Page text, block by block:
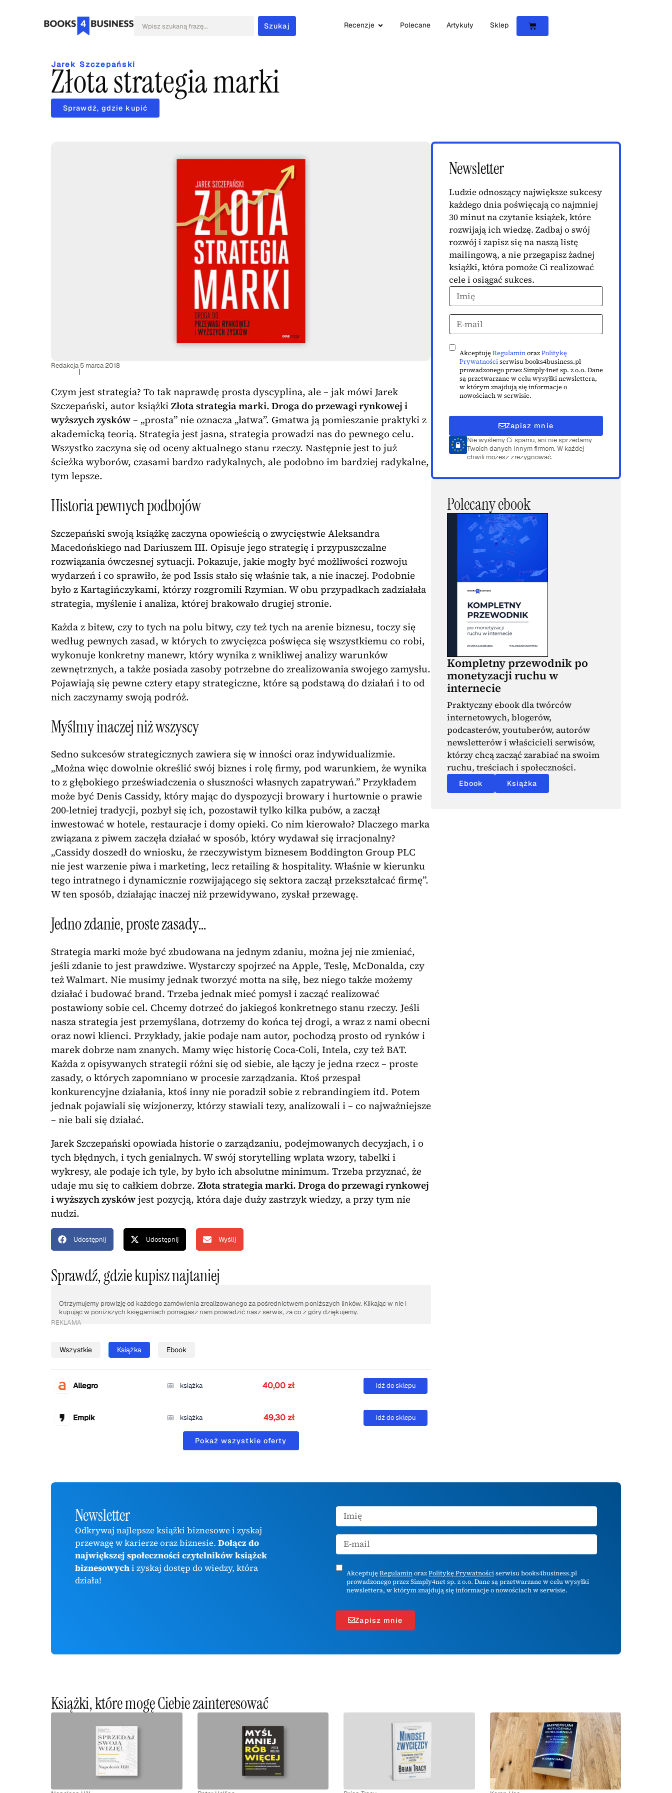
Szukaj Recenzje Polecane Artykuły Sklep
Jarek Szczepański
Złota strategia marki
Sprawdź, gdzie kupić
Redakcja 5 marca 2018
Czym jest strategia? To tak naprawdę prosta dyscyplina, ale – jak mówi Jarek
Szczepański, autor książkiZłota strategia marki. Droga do przewagi rynkowej i
wyższych zysków– „prosta” nie oznacza „łatwa”. Gmatwa ją pomieszanie praktyki z
akademicką teorią. Strategia jest jasna, strategia prowadzi nas do pewnego celu.
Wszystko zaczyna się od oceny aktualnego stanu rzeczy. Następnie jest to już
ścieżka wyborów, czasami bardzo radykalnych, ale podobno im bardziej radykalne,
tym lepsze.
Historia pewnych podbojów
Szczepański swoją książkę zaczyna opowieścią o zwycięstwie Aleksandra
Macedońskiego nad Dariuszem III. Opisuje jego strategię i przypuszczalne
rozwiązania ówczesnej sytuacji. Pokazuje, jakie mogły być możliwości rozwoju
wydarzeń i co sprawiło, że pod Issis stało się właśnie tak, a nie inaczej. Podobnie
było z Kartagińczykami, którzy rozgromili Rzymian. W obu przypadkach zadziałała
strategia, myślenie i analiza, której brakowało drugiej stronie.
Każda z bitew, czy to tych na polu bitwy, czy też tych na arenie biznesu, toczy się
według pewnych zasad, w których to zwycięzca poświęca się wszystkiemu co robi,
wykonuje konkretny manewr, który wynika z wnikliwej analizy warunków
zewnętrznych, a także posiada zasoby potrzebne do zrealizowania swojego zamysłu.
Pojawiają się pewne cztery etapy strategiczne, które są podstawą do działań i to od
nich zaczynamy swoją podróż.
Myślmy inaczej niż wszyscy
Sedno sukcesów strategicznych zawiera się w inności oraz indywidualizmie.
„Można więc dowolnie określić swój biznes i rolę firmy, pod warunkiem, że wynika
to z głębokiego przeświadczenia o słuszności własnych zapatrywań.” Przykładem
może być Denis Cassidy, który mając do dyspozycji browary i hurtownie o prawie
200-letniej tradycji, pozbył się ich, pozostawił tylko kilka pubów, a zaczął
inwestować w hotele, restauracje i domy opieki. Co nim kierowało? Dlaczego marka
związana z piwem zaczęła działać w sposób, który wydawał się irracjonalny?
„Cassidy doszedł do wniosku, że rzeczywistym biznesem Boddington Group PLC
nie jest warzenie piwa i marketing, lecz retailing & hospitality. Właśnie w kierunku
tego intratnego i dynamicznie rozwijającego się sektora zaczął przekształcać firmę”.
W ten sposób, działając inaczej niż przewidywano, zyskał przewagę.
Jedno zdanie, proste zasady…
Strategia marki może być zbudowana na jednym zdaniu, można jej nie zmieniać,
jeśli zdanie to jest prawdziwe. Wystarczy spojrzeć na Apple, Teslę, McDonalda, czy
też Walmart. Nie musimy jednak tworzyć motta na siłę, bez niego także możemy
działać i budować brand. Trzeba jednak mieć pomysł i zacząć realizować
postawiony sobie cel. Chcemy dotrzeć do jakiegoś konkretnego stanu rzeczy. Jeśli
nasza strategia jest przemyślana, dotrzemy do końca tej drogi, a wraz z nami obecni
oraz nowi klienci. Przykłady, jakie podaje nam autor, pochodzą prosto od rynków i
marek dobrze nam znanych. Mamy więc historię Coca-Coli, Intela, czy też BAT.
Każda z opisywanych strategii różni się od siebie, ale łączy je jedna rzecz – proste
zasady, o których zapomniano w procesie zarządzania. Ktoś przespał
konkurencyjne działania, ktoś inny nie poradził sobie z rebrandingiem itd. Potem
jednak pojawiali się wizjonerzy, którzy stawiali tezy, analizowali i – co najważniejsze
– nie bali się działać.
Jarek Szczepański opowiada historie o zarządzaniu, podejmowanych decyzjach, i o
tych błędnych, i tych genialnych. W swój storytelling wplata wzory, tabelki i
wykresy, ale podaje ich tyle, by było ich absolutne minimum. Trzeba przyznać, że
udaje mu się to całkiem dobrze. Złota strategia marki. Droga do przewagi rynkowej
i wyższych zyskówjest pozycją, która daje duży zastrzyk wiedzy, a przy tym nie
nudzi.
Udostępnij Udostępnij Wyślij
Sprawdź, gdzie kupisz najtaniej
Otrzymujemy prowizję od każdego zamówienia zrealizowanego za pośrednictwem poniższych linków. Klikając w nie i
kupując w poniższych księgarniach pomagasz nam prowadzić nasz serwis, za co z góry dziękujemy.
REKLAMA
Wszystkie Książka Ebook
Allegro książka 40,00 zł Idź do sklepu
Empik książka 49,30 zł Idź do sklepu
Pokaż wszystkie oferty
Newsletter
Ludzie odnoszący największe sukcesy
każdego dnia poświęcają co najmniej
30 minut na czytanie książek, które
rozwijają ich wiedzę. Zadbaj o swój
rozwój i zapisz się na naszą listę
mailingową, a nie przegapisz żadnej
książki, która pomoże Ci realizować
cele i osiągać sukces.
AkceptujęRegulaminorazPolitykę
Prywatnościserwisu books4business.pl
prowadzonego przez Simply4net sp. z o.o. Dane
są przetwarzane w celu wysyłki newslettera,
w którym znajdują się informacje o
nowościach w serwisie.
Zapisz mnie
Nie wyślemy Ci spamu, ani nie sprzedamy
Twoich danych innym firmom. W każdej
chwili możesz zrezygnować.
Polecany ebook
Kompletny przewodnik po
monetyzacji ruchu w
internecie
Praktyczny ebook dla twórców
internetowych, blogerów,
podcasterów, youtuberów, autorów
newsletterów i właścicieli serwisów,
którzy chcą zacząć zarabiać na swoim
ruchu, treściach i społeczności.
Ebook Książka
Newsletter
Odkrywaj najlepsze książki biznesowe i zyskaj
przewagę w karierze oraz biznesie. Dołącz do
największej społeczności czytelników książek
biznesowychi zyskaj dostęp do wiedzy, która
działa!
AkceptujęRegulaminorazPolitykę Prywatnościserwisu books4business.pl
prowadzonego przez Simply4net sp. z o.o. Dane są przetwarzane w celu wysyłki
newslettera, w którym znajdują się informacje o nowościach w serwisie.
Zapisz mnie
Książki, które mogę Ciebie zainteresować